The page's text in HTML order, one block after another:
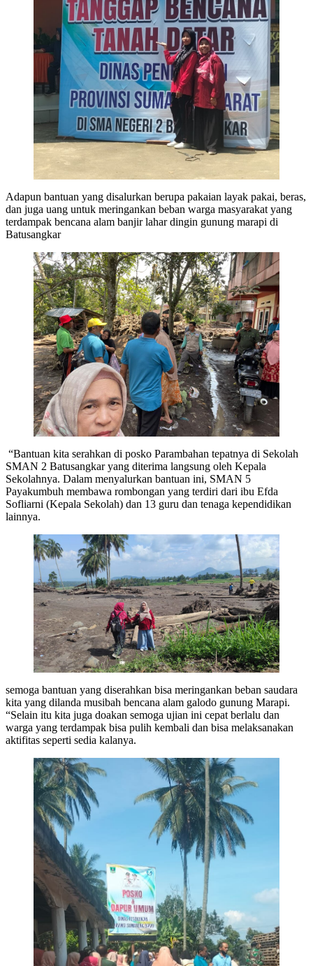
Adapun bantuan yang disalurkan berupa pakaian layak pakai, beras,
dan juga uang untuk meringankan beban warga masyarakat yang
terdampak bencana alam banjir lahar dingin gunung marapi di
Batusangkar
“Bantuan kita serahkan di posko Parambahan tepatnya di Sekolah
SMAN 2 Batusangkar yang diterima langsung oleh Kepala
Sekolahnya. Dalam menyalurkan bantuan ini, SMAN 5
Payakumbuh membawa rombongan yang terdiri dari ibu Efda
Sofliarni (Kepala Sekolah) dan 13 guru dan tenaga kependidikan
lainnya.
semoga bantuan yang diserahkan bisa meringankan beban saudara
kita yang dilanda musibah bencana alam galodo gunung Marapi.
“Selain itu kita juga doakan semoga ujian ini cepat berlalu dan
warga yang terdampak bisa pulih kembali dan bisa melaksanakan
aktifitas seperti sedia kalanya.